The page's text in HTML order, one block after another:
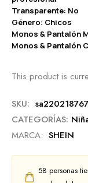
Transparente: No
Género: Chicos
Monos & Pantalón
Monos & Pantalón
This product is
SKU:
CATEGORÍAS:
MARCA: SHEIN
58 personas